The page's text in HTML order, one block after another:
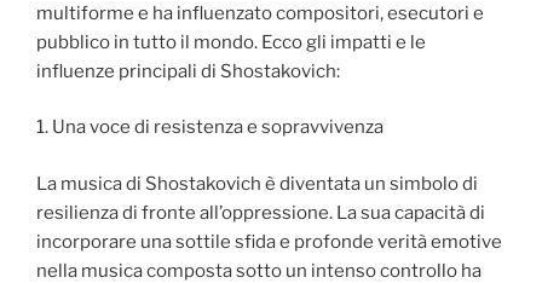
multiforme e ha influenzato compositori, esecutori e
pubblico in tutto il mondo. Ecco gli impatti e le
influenze principali di Shostakovich:
1. Una voce di resistenza e sopravvivenza
La musica di Shostakovich è diventata un simbolo di
resilienza di fronte all’oppressione. La sua capacità di
incorporare una sottile sfida e profonde verità emotive
nella musica composta sotto un intenso controllo ha